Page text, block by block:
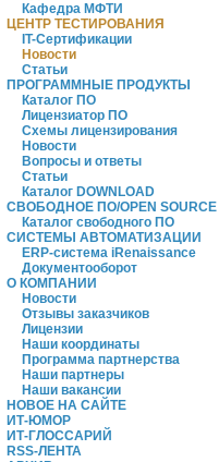
Кафедра МФТИ
ЦЕНТР ТЕСТИРОВАНИЯ
IT-Сертификации
Новости
Статьи
ПРОГРАММНЫЕ ПРОДУКТЫ
Каталог ПО
Лицензиатор ПО
Схемы лицензирования
Новости
Вопросы и ответы
Статьи
Каталог DOWNLOAD
СВОБОДНОЕ ПО/OPEN SOURCE
Каталог свободного ПО
СИСТЕМЫ АВТОМАТИЗАЦИИ
ERP-система iRenaissance
Документооборот
О КОМПАНИИ
Новости
Отзывы заказчиков
Лицензии
Наши координаты
Программа партнерства
Наши партнеры
Наши вакансии
НОВОЕ НА САЙТЕ
ИТ-ЮМОР
ИТ-ГЛОССАРИЙ
RSS-ЛЕНТА